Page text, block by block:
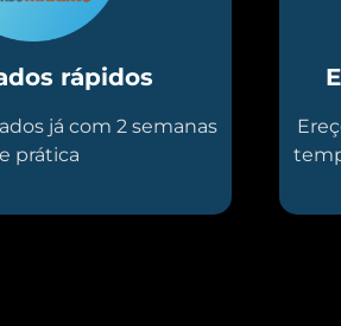
rápidos
já com 2 semanas
prática